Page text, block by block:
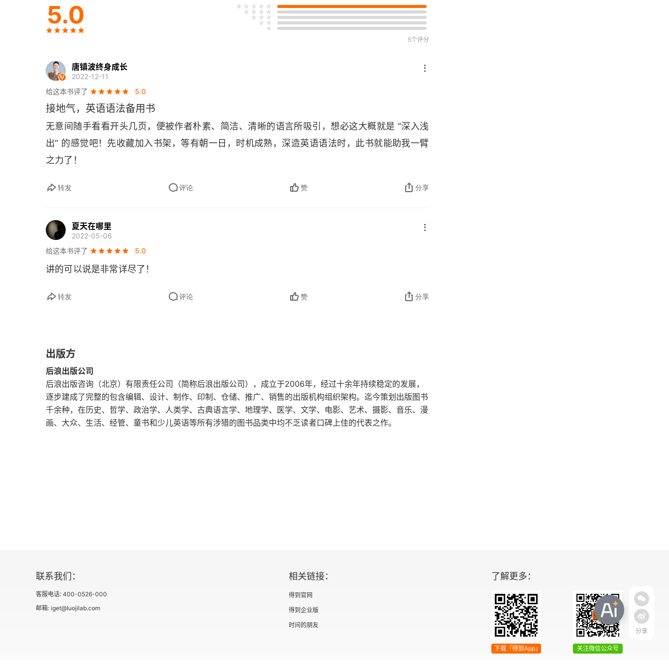
（10）单词和词性
（12）补语的用法
（13）代词概要
（14）人称代词
（16）疑问代词
（17）关系代词
（19）规则动词（Regular Verb）
（20）不规则动词（Irregular Verb）
（22）动词的时态
（24）助动词用法
（25）三种动状词
（26）being的用法
（27）形容词用法
二 语法练习
（1）人称和数（Person and Number）
5.0
5个评分
唐镇波终身成长
2022-12-11
给这本书评了
5.0
接地气，英语语法备用书
无意间随手看看开头几页，便被作者朴素、简洁、清晰的语言所吸引，想必这大概就是 “深入浅
出” 的感觉吧！先收藏加入书架，等有朝一日，时机成熟，深造英语语法时，此书就能助我一臂
之力了！
转发 评论 赞 分享
夏天在哪里
2022-05-06
给这本书评了
5.0
讲的可以说是非常详尽了！
转发 评论 赞 分享
出版方
后浪出版公司
后浪出版咨询（北京）有限责任公司（简称后浪出版公司），成立于2006年，经过十余年持续稳定的发展，
逐步建成了完整的包含编辑、设计、制作、印制、仓储、推广、销售的出版机构组织架构。迄今策划出版图书
千余种，在历史、哲学、政治学、人类学、古典语言学、地理学、医学、文学、电影、艺术、摄影、音乐、漫
画、大众、生活、经管、童书和少儿英语等所有涉猎的图书品类中均不乏读者口碑上佳的代表之作。
分享
联系我们：
客服电话: 400-0526-000
邮箱: iget@luojilab.com
相关链接：
得到官网
得到企业版
时间的朋友
了解更多：
下载「得到App」 关注微信公众号